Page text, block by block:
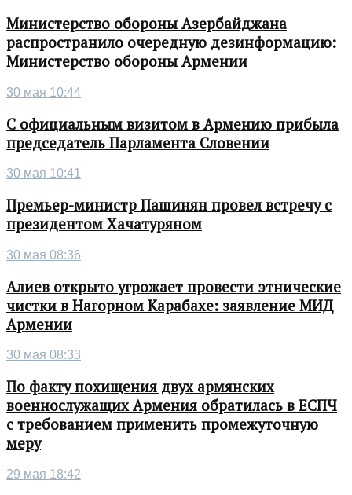
Министерство обороны Азербайджана
распространило очередную дезинформацию:
Министерство обороны Армении
30 мая 10:44
С официальным визитом в Армению прибыла
председатель Парламента Словении
30 мая 10:41
Премьер-министр Пашинян провел встречу с
президентом Хачатуряном
30 мая 08:36
Алиев открыто угрожает провести этнические
чистки в Нагорном Карабахе: заявление МИД
Армении
30 мая 08:33
По факту похищения двух армянских
военнослужащих Армения обратилась в ЕСПЧ
с требованием применить промежуточную
меру
29 мая 18:42